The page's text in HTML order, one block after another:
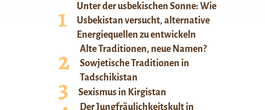
Unter der usbekischen Sonne: Wie
Usbekistan versucht, alternative
Energiequellen zu entwickeln
Alte Traditionen, neue Namen?
Sowjetische Traditionen in
Tadschikistan
Sexismus in Kirgistan
Der Jungfräulichkeitskult in